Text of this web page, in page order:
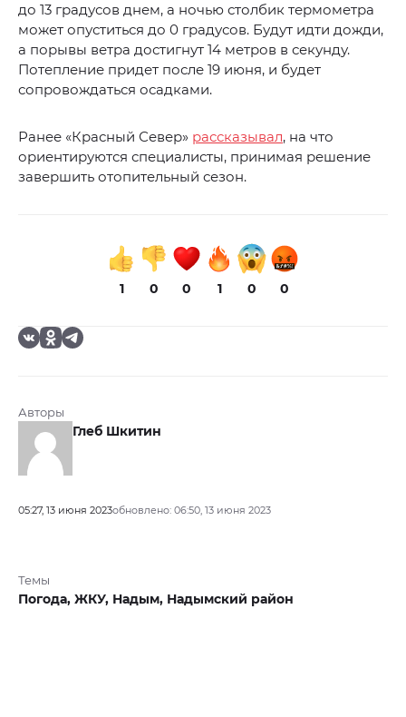
до 13 градусов днем, а ночью столбик термометра
может опуститься до 0 градусов. Будут идти дожди,
а порывы ветра достигнут 14 метров в секунду.
Потепление придет после 19 июня, и будет
сопровождаться осадками.
Ранее «Красный Север» рассказывал, на что
ориентируются специалисты, принимая решение
завершить отопительный сезон.
1 0 0 1 0 0
Авторы
Глеб Шкитин
05:27, 13 июня 2023обновлено: 06:50, 13 июня 2023
Темы
Погода, ЖКУ, Надым, Надымский район